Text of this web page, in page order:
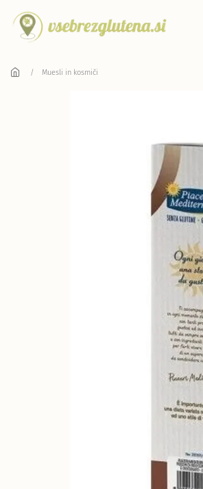
Muesli in kosmiči